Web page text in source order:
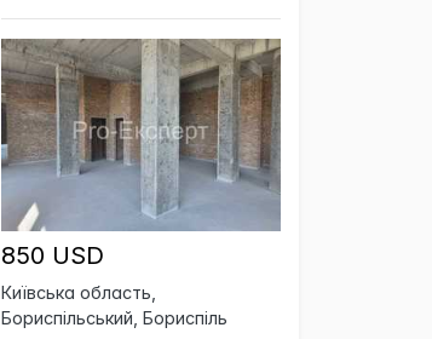
850 USD
Київська область,
Бориспільський, Бориспіль